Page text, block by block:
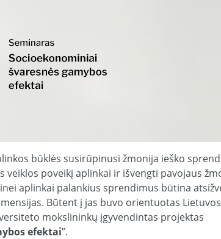
būklės susirūpinusi žmonija ieško
veiklos poveikį aplinkai ir išvengti pavojaus
aplinkai palankius sprendimus būtina
Būtent į jas buvo orientuotas
mokslininkų įgyvendintas projektas
efektai”.